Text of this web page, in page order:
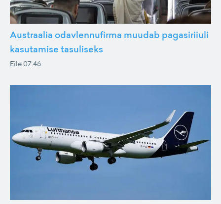
Austraalia odavlennufirma muudab pagasiriiuli
kasutamise tasuliseks
Eile 07:46